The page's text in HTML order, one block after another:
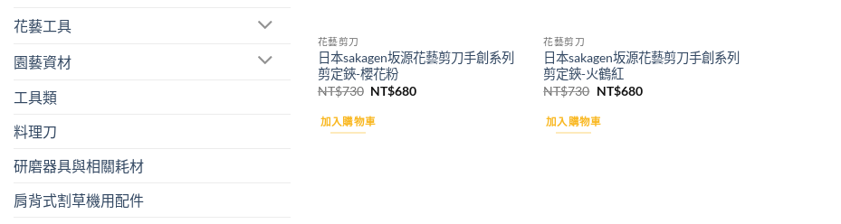
花藝工具
園藝資材
工具類
料理刀
研磨器具與相關耗材
肩背式割草機用配件
花藝剪刀
日本sakagen坂源花藝剪刀手創系列
剪定鋏-櫻花粉
NT$730 原
價
格：
NT$680目
加入購物車
花藝剪刀
日本sakagen坂源花藝剪刀手創系列
剪定鋏-火鶴紅
NT$730 原
價
格：
NT$680目
加入購物車